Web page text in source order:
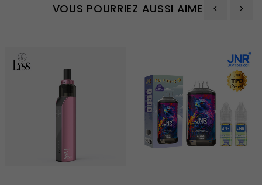
VOUS POURRIEZ AUSSI AIMER